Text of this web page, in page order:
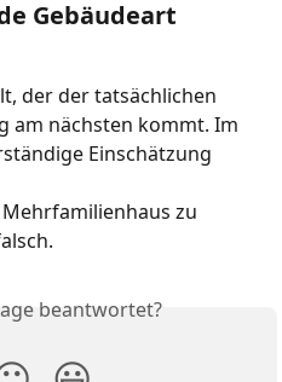
Gebäudeart
der der tatsächlichen
am nächsten kommt. Im
Einschätzung
zu
beantwortet?